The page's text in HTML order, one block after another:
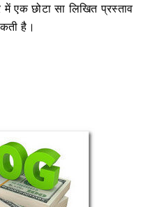
एक छोटा सा लिखित प्रस्ताव
है।